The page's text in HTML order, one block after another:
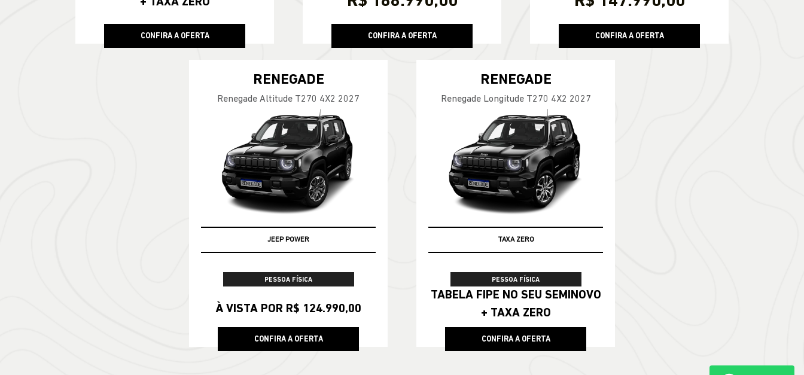
CONFIRA A OFERTA CONFIRA A OFERTA CONFIRA A OFERTA
RENEGADE
Renegade Altitude T270 4X2 2027
JEEP POWER
PESSOA FÍSICA
À VISTA POR R$ 124.990,00
CONFIRA A OFERTA
RENEGADE
Renegade Longitude T270 4X2 2027
TAXA ZERO
PESSOA FÍSICA
TABELA FIPE NO SEU SEMINOVO
+ TAXA ZERO
CONFIRA A OFERTA